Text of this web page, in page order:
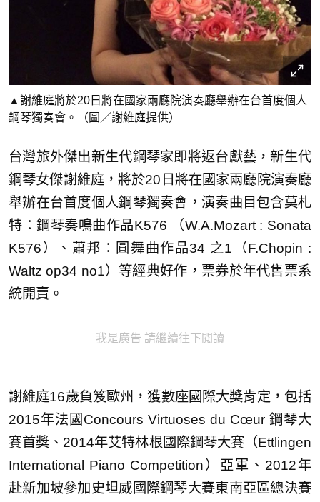
▲謝維庭將於20日將在國家兩廳院演奏廳舉辦在台首度個人
鋼琴獨奏會。（圖／謝維庭提供）
台灣旅外傑出新生代鋼琴家即將返台獻藝，新生代
鋼琴女傑謝維庭，將於20日將在國家兩廳院演奏廳
舉辦在台首度個人鋼琴獨奏會，演奏曲目包含莫札
特：鋼琴奏鳴曲作品K576 （W.A.Mozart : Sonata
K576）、蕭邦：圓舞曲作品34 之1（F.Chopin :
Waltz op34 no1）等經典好作，票券於年代售票系
統開賣。
我是廣告 請繼續往下閱讀
謝維庭16歲負笈歐州，獲數座國際大獎肯定，包括
2015年法國Concours Virtuoses du Cœur 鋼琴大
賽首獎、2014年艾特林根國際鋼琴大賽（Ettlingen
International Piano Competition）亞軍、2012年
赴新加坡參加史坦威國際鋼琴大賽東南亞區總決賽